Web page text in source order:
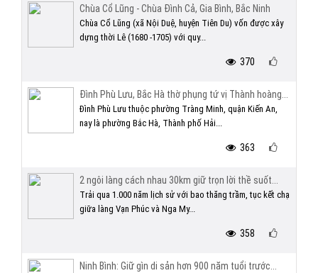
Chùa Cổ Lũng - Chùa Đình Cả, Gia Bình, Bắc Ninh
Chùa Cổ Lũng (xã Nội Duệ, huyện Tiên Du) vốn được xây
dựng thời Lê (1680 -1705) với quy...
370
Đình Phù Lưu, Bắc Hà thờ phụng tứ vị Thành hoàng...
Đình Phù Lưu thuộc phường Tràng Minh, quận Kiến An,
nay là phường Bắc Hà, Thành phố Hải...
363
2 ngôi làng cách nhau 30km giữ trọn lời thề suốt...
Trải qua 1.000 năm lịch sử với bao thăng trầm, tục kết chạ
giữa làng Vạn Phúc và Nga My...
358
Ninh Bình: Giữ gìn di sản hơn 900 năm tuổi trước...